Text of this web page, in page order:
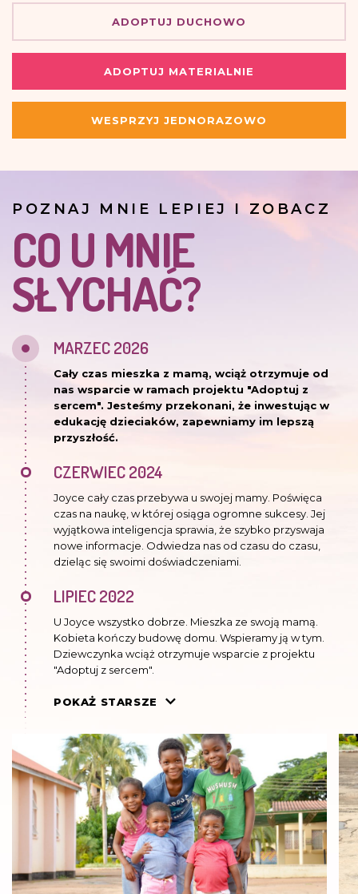
ADOPTUJ DUCHOWO
ADOPTUJ MATERIALNIE
WESPRZYJ JEDNORAZOWO
POZNAJ MNIE LEPIEJ I ZOBACZ
CO U MNIE
SŁYCHAĆ?
MARZEC 2026
Cały czas mieszka z mamą, wciąż otrzymuje od
nas wsparcie w ramach projektu "Adoptuj z
sercem". Jesteśmy przekonani, że inwestując w
edukację dzieciaków, zapewniamy im lepszą
przyszłość.
CZERWIEC 2024
Joyce cały czas przebywa u swojej mamy. Poświęca
czas na naukę, w której osiąga ogromne sukcesy. Jej
wyjątkowa inteligencja sprawia, że szybko przyswaja
nowe informacje. Odwiedza nas od czasu do czasu,
dzieląc się swoimi doświadczeniami.
LIPIEC 2022
U Joyce wszystko dobrze. Mieszka ze swoją mamą.
Kobieta kończy budowę domu. Wspieramy ją w tym.
Dziewczynka wciąż otrzymuje wsparcie z projektu
"Adoptuj z sercem".
MAJ 2021
kupiliśmy kawałek ziemi matce Joyce, żeby mogła
pobudować tam swój dom. Dziewczynka wciąż jest
objęta pomocą z projektu „Adoptuj z sercem”.
MAJ 2019
Joyce mieszka ze swoją mamą, ale wciąż otrzymuje
wsparcie z projektu „Adoptuj z sercem”.
CZERWIEC 2016
POKAŻ STARSZE